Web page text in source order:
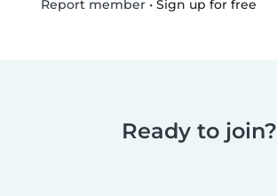
Report member• Sign up for free
Ready to join?